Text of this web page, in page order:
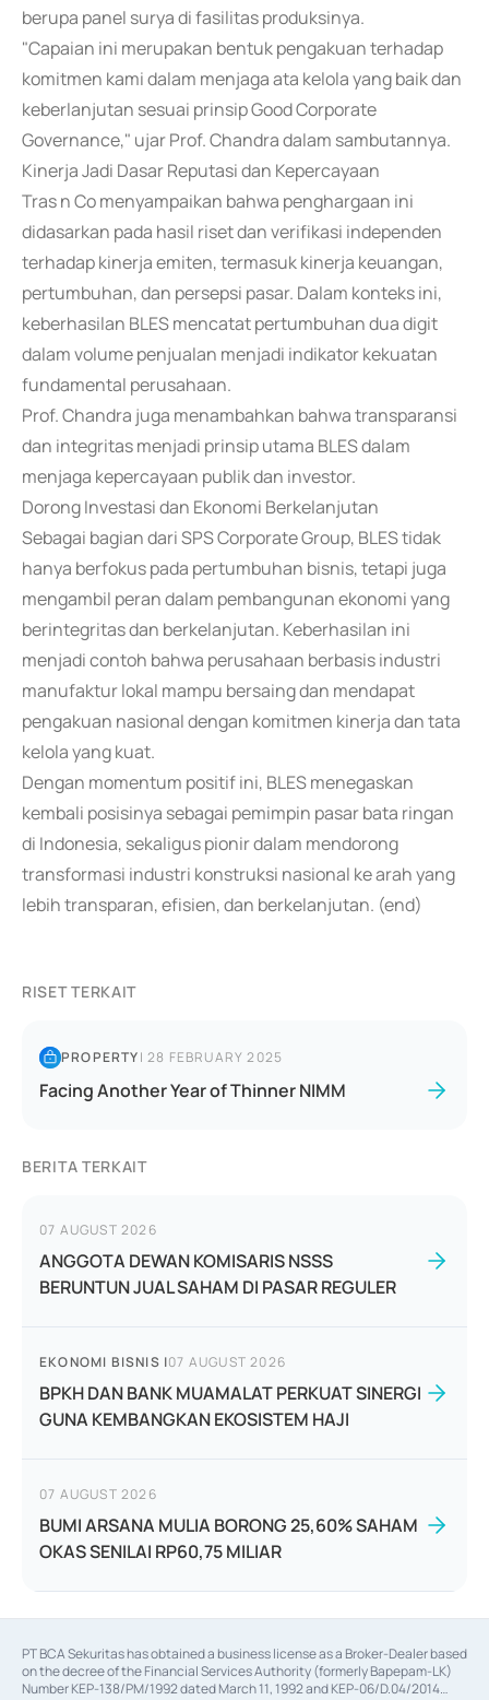
berupa panel surya di fasilitas produksinya.
"Capaian ini merupakan bentuk pengakuan terhadap
komitmen kami dalam menjaga ata kelola yang baik dan
keberlanjutan sesuai prinsip Good Corporate
Governance," ujar Prof. Chandra dalam sambutannya.
Kinerja Jadi Dasar Reputasi dan Kepercayaan
Tras n Co menyampaikan bahwa penghargaan ini
didasarkan pada hasil riset dan verifikasi independen
terhadap kinerja emiten, termasuk kinerja keuangan,
pertumbuhan, dan persepsi pasar. Dalam konteks ini,
keberhasilan BLES mencatat pertumbuhan dua digit
dalam volume penjualan menjadi indikator kekuatan
fundamental perusahaan.
Prof. Chandra juga menambahkan bahwa transparansi
dan integritas menjadi prinsip utama BLES dalam
menjaga kepercayaan publik dan investor.
Dorong Investasi dan Ekonomi Berkelanjutan
Sebagai bagian dari SPS Corporate Group, BLES tidak
hanya berfokus pada pertumbuhan bisnis, tetapi juga
mengambil peran dalam pembangunan ekonomi yang
berintegritas dan berkelanjutan. Keberhasilan ini
menjadi contoh bahwa perusahaan berbasis industri
manufaktur lokal mampu bersaing dan mendapat
pengakuan nasional dengan komitmen kinerja dan tata
kelola yang kuat.
Dengan momentum positif ini, BLES menegaskan
kembali posisinya sebagai pemimpin pasar bata ringan
di Indonesia, sekaligus pionir dalam mendorong
transformasi industri konstruksi nasional ke arah yang
lebih transparan, efisien, dan berkelanjutan. (end)
RISET TERKAIT
PROPERTY|28 FEBRUARY 2025
Facing Another Year of Thinner NIMM
BERITA TERKAIT
07 AUGUST 2026
ANGGOTA DEWAN KOMISARIS NSSS
BERUNTUN JUAL SAHAM DI PASAR REGULER
EKONOMI BISNIS |07 AUGUST 2026
BPKH DAN BANK MUAMALAT PERKUAT SINERGI
GUNA KEMBANGKAN EKOSISTEM HAJI
07 AUGUST 2026
BUMI ARSANA MULIA BORONG 25,60% SAHAM
OKAS SENILAI RP60,75 MILIAR
PT BCA Sekuritas has obtained a business license as a Broker-Dealer based
on the decree of the Financial Services Authority (formerly Bapepam-LK)
Number KEP-138/PM/1992 dated March 11, 1992 and KEP-06/D.04/2014